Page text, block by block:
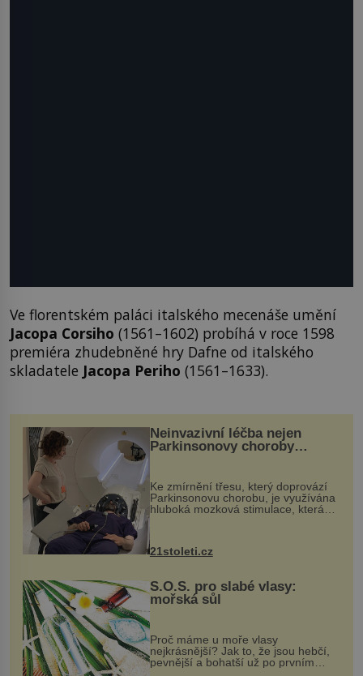
Ve florentském paláci italského mecenáše umění
Jacopa Corsiho (1561–1602) probíhá v roce 1598
premiéra zhudebněné hry Dafne od italského
skladatele Jacopa Periho (1561–1633).
Neinvazivní léčba nejen
Parkinsonovy choroby
Ke zmírnění třesu, který doprovází
Parkinsonovu chorobu, je využívána
hluboká mozková stimulace, která
však vyžaduje vysoce invazivní
k dostatečně přesnému zacílení ...
21stoleti.cz
S.O.S. pro slabé vlasy:
mořská sůl
Proč máme u moře vlasy
nejkrásnější? Jak to, že jsou hebčí,
pevnější a bohatší už po prvním